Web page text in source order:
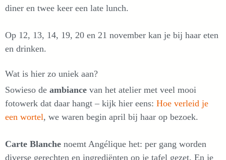
diner en twee keer een late lunch.
Op 12, 13, 14, 19, 20 en 21 november kan je bij haar eten
en drinken.
Wat is hier zo uniek aan?
Sowieso de ambiance van het atelier met veel mooi
fotowerk dat daar hangt – kijk hier eens: Hoe verleid je
een wortel, we waren begin april bij haar op bezoek.
Carte Blanche noemt Angélique het: per gang worden
diverse gerechten en ingrediënten op je tafel gezet. En je